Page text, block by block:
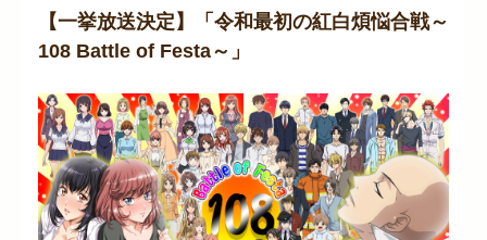
【一挙放送決定】「令和最初の紅白煩悩合戦～
108 Battle of Festa～」